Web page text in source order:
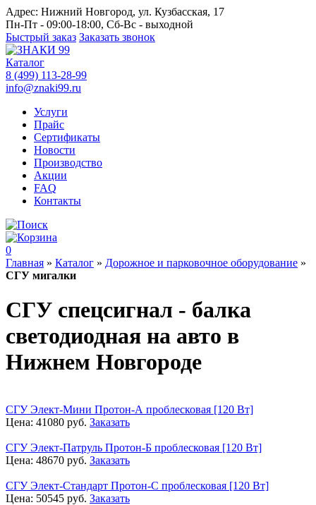
Адрес: Нижний Новгород, ул. Кузбасская, 17
Пн-Пт - 09:00-18:00, Сб-Вс - выходной
Быстрый заказ Заказать звонок
Каталог
8 (499) 113-28-99
info@znaki99.ru
Услуги
Прайс
Сертификаты
Новости
Производство
Акции
FAQ
Контакты
0
Главная » Каталог » Дорожное и парковочное оборудование »
СГУ мигалки
СГУ спецсигнал - балка
светодиодная на авто в
Нижнем Новгороде
СГУ Элект-Мини Протон-А проблесковая [120 Вт]
Цена: 41080 руб. Заказать
СГУ Элект-Патруль Протон-Б проблесковая [120 Вт]
Цена: 48670 руб. Заказать
СГУ Элект-Стандарт Протон-С проблесковая [120 Вт]
Цена: 50545 руб. Заказать